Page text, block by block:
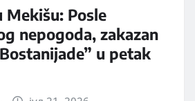
Mekišu: Posle
nepogoda, zakazan
u petak